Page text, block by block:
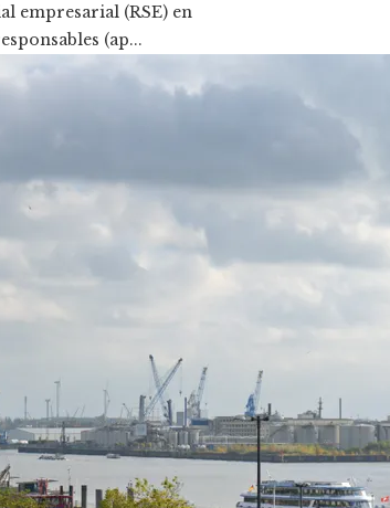
empresarial (RSE) en
(ap...